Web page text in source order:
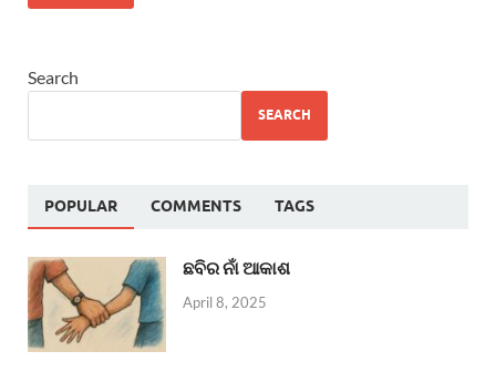
Search
SEARCH
POPULAR COMMENTS TAGS
ଛବିର ନାଁ ଆକାଶ
April 8, 2025